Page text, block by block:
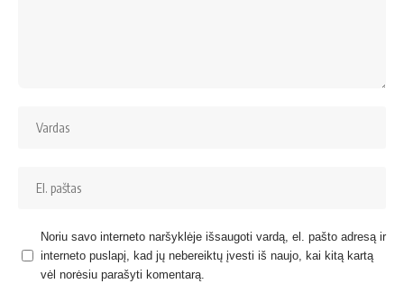
Noriu savo interneto naršyklėje išsaugoti vardą, el. pašto adresą ir
interneto puslapį, kad jų nebereiktų įvesti iš naujo, kai kitą kartą
vėl norėsiu parašyti komentarą.